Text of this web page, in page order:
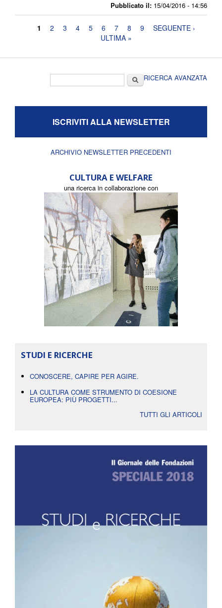
Pubblicato il: 15/04/2016 - 14:56
Pagine
1 2 3 4 5 6 7 8 9
SEGUENTE ›
ULTIMA »
CercaRICERCA AVANZATA
ISCRIVITI ALLA NEWSLETTER
ARCHIVIO NEWSLETTER PRECEDENTI
CULTURA E WELFARE
una ricerca in collaborazione con
STUDI E RICERCHE
CONOSCERE, CAPIRE PER AGIRE.
LA CULTURA COME STRUMENTO DI COESIONE
EUROPEA: PIÙ PROGETTI...
TUTTI GLI ARTICOLI